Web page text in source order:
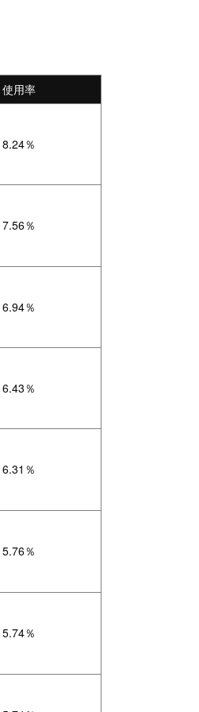
使用率
8.24％
7.56％
6.94％
6.43％
6.31％
5.76％
5.74％